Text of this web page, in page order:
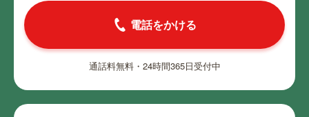
電話をかける
通話料無料・24時間365日受付中